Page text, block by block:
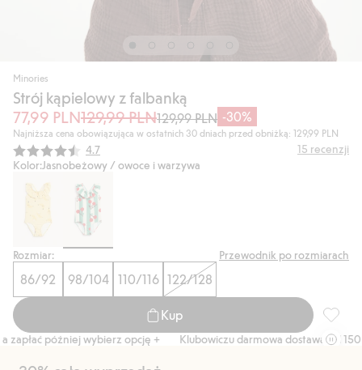
Minories
Strój kąpielowy z falbanką
77,99 PLN129,99 PLN129,99 PLN -30%
Najniższa cena obowiązująca w ostatnich 30 dniach przed obniżką: 129,99 PLN
Średnia ocena:
4.7 15 recenzji
Kolor:Jasnobeżowy / owoce i warzywa
Rozmiar: Przewodnik po rozmiarach
86/92 98/104 110/116 122/128
Kup
Strój
później wybierz opcję + Klubowiczu darmowa dostawa od 150 zł